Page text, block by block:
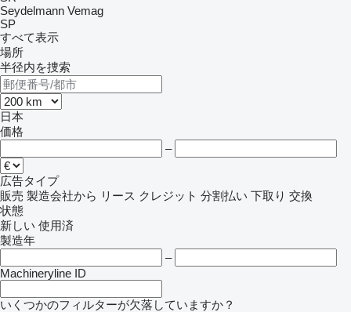
Seydelmann Vemag
SP
すべて表示
場所
半径内を捜索
日本
価格
–
広告タイプ
販売 製造会社から リース クレジット 分割払い 下取り 交換
状態
新しい 使用済
製造年
–
Machineryline ID
いくつかのフィルターが欠落していますか？